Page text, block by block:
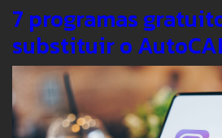
7 programas
substituir o